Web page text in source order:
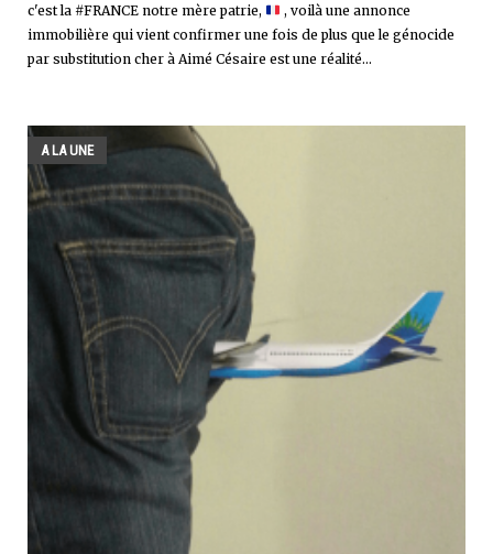
c'est la #FRANCE notre mère patrie,
, voilà une annonce
immobilière qui vient confirmer une fois de plus que le génocide
par substitution cher à Aimé Césaire est une réalité...
A LA UNE